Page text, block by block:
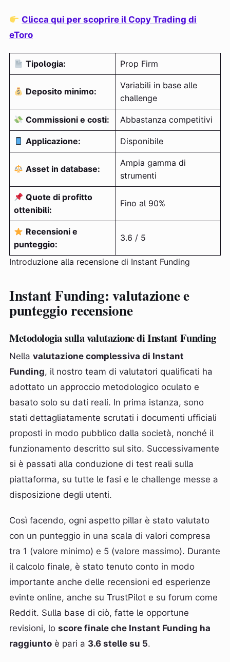
Clicca qui per scoprire il Copy Trading di
eToro
Tipologia: Prop Firm
Deposito minimo:
Variabili in base alle
challenge
Commissioni e costi: Abbastanza competitivi
Applicazione: Disponibile
Asset in database:
Ampia gamma di
strumenti
Quote di profitto
ottenibili:
Fino al 90%
Recensioni e
punteggio:
3.6 / 5
Introduzione alla recensione di Instant Funding
Instant Funding: valutazione e
punteggio recensione
Metodologia sulla valutazione di Instant Funding
Nella valutazione complessiva di Instant
Funding, il nostro team di valutatori qualificati ha
adottato un approccio metodologico oculato e
basato solo su dati reali. In prima istanza, sono
stati dettagliatamente scrutati i documenti ufficiali
proposti in modo pubblico dalla società, nonché il
funzionamento descritto sul sito. Successivamente
si è passati alla conduzione di test reali sulla
piattaforma, su tutte le fasi e le challenge messe a
disposizione degli utenti.
Così facendo, ogni aspetto pillar è stato valutato
con un punteggio in una scala di valori compresa
tra 1 (valore minimo) e 5 (valore massimo). Durante
il calcolo finale, è stato tenuto conto in modo
importante anche delle recensioni ed esperienze
evinte online, anche su TrustPilot e su forum come
Reddit. Sulla base di ciò, fatte le opportune
revisioni, lo score finale che Instant Funding ha
raggiunto è pari a 3.6 stelle su 5.